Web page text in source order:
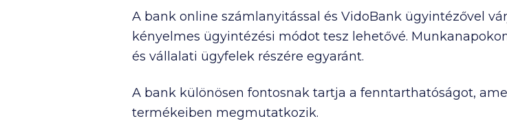
A bank online számlanyitással és VidoBank ügyintézővel
kényelmes ügyintézési módot tesz lehetővé.
és vállalati ügyfelek részére egyaránt.
A bank különösen fontosnak tartja a fenntarthatóságot,
termékeiben megmutatkozik.